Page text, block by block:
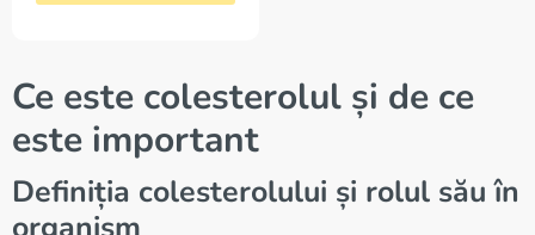
Ce este colesterolul și de ce
este important
Definiția colesterolului și rolul său în